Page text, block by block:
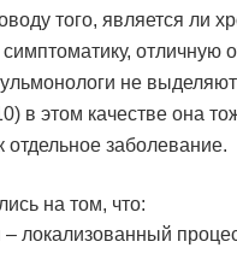
того, является ли
отличную
не
в этом качестве она
заболевание.
на том, что:
локализованный